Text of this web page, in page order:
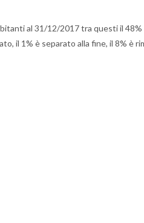
al 31/12/2017 tra questi il
il 1% è separato alla fine, il 8% è